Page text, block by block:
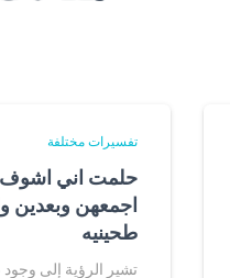
تفسيرات مختلفة
حلمت اني
اجمعهن وبعدين
طحينيه
تشير الرؤية إلى